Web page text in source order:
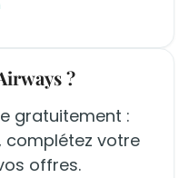
?
gratuitement :
complétez votre
offres.